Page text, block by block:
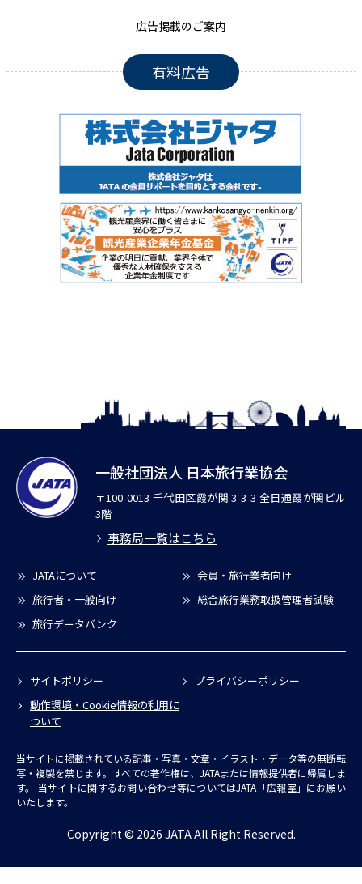
広告掲載のご案内
有料広告
一般社団法人 日本旅行業協会
〒100-0013 千代田区霞が関 3-3-3 全日通霞が関ビル
3階
事務局一覧はこちら
JATAについて
会員・旅行業者向け
旅行者・一般向け
総合旅行業務取扱管理者試験
旅行データバンク
サイトポリシー
プライバシーポリシー
動作環境・Cookie情報の利用に
ついて
当サイトに掲載されている記事・写真・文章・イラスト・データ等の無断転
写・複製を禁じます。すべての著作権は、JATAまたは情報提供者に帰属しま
す。
当サイトに関するお問い合わせ等についてはJATA「広報室」にお願い
いたします。
Copyright © 2026 JATA All Right Reserved.